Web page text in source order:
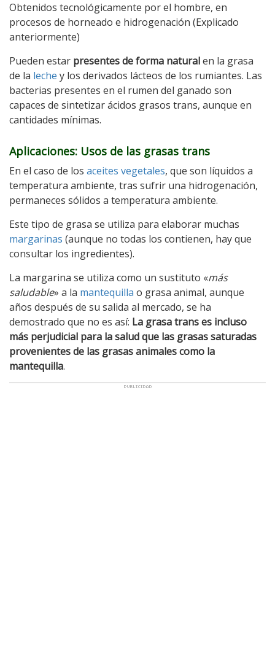
Obtenidos tecnológicamente por el hombre, en
procesos de horneado e hidrogenación (Explicado
anteriormente)
Pueden estar presentes de forma naturalen la grasa
de la leche y los derivados lácteos de los rumiantes. Las
bacterias presentes en el rumen del ganado son
capaces de sintetizar ácidos grasos trans, aunque en
cantidades mínimas.
Aplicaciones: Usos de las grasas trans
En el caso de los aceites vegetales, que son líquidos a
temperatura ambiente, tras sufrir una hidrogenación,
permaneces sólidos a temperatura ambiente.
Este tipo de grasa se utiliza para elaborar muchas
margarinas (aunque no todas los contienen, hay que
consultar los ingredientes).
La margarina se utiliza como un sustituto «más
saludable» a la mantequilla o grasa animal, aunque
años después de su salida al mercado, se ha
demostrado que no es así: La grasa trans es incluso
más perjudicial para la salud que las grasas saturadas
provenientes de las grasas animales como la
mantequilla.